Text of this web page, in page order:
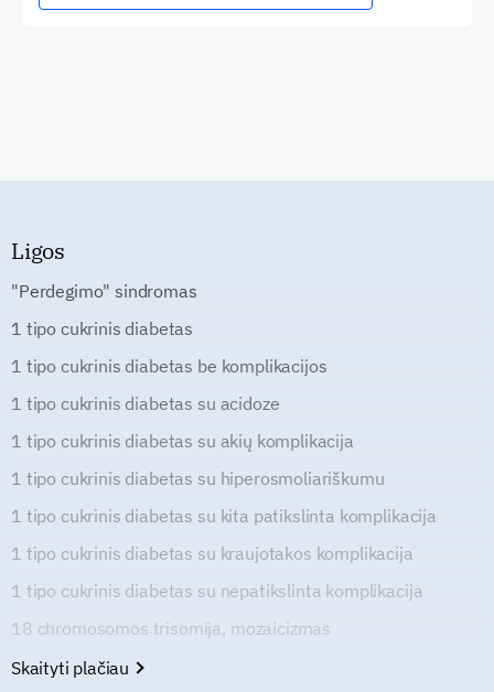
Ligos
"Perdegimo" sindromas
1 tipo cukrinis diabetas
1 tipo cukrinis diabetas be komplikacijos
1 tipo cukrinis diabetas su acidoze
1 tipo cukrinis diabetas su akių komplikacija
1 tipo cukrinis diabetas su hiperosmoliariškumu
1 tipo cukrinis diabetas su kita patikslinta komplikacija
1 tipo cukrinis diabetas su kraujotakos komplikacija
1 tipo cukrinis diabetas su nepatikslinta komplikacija
18 chromosomos trisomija, mozaicizmas
Skaityti plačiau